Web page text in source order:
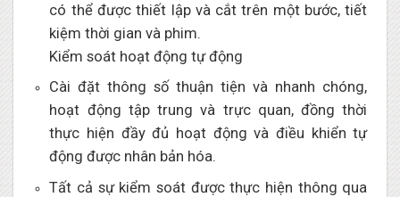
có thể được thiết lập và cắt trên một bước, tiết
kiệm thời gian và phim.
Kiểm soát hoạt động tự động
Cài đặt thông số thuận tiện và nhanh chóng,
hoạt động tập trung và trực quan, đồng thời
thực hiện đầy đủ hoạt động và điều khiển tự
động được nhân bản hóa.
Tất cả sự kiểm soát được thực hiện thông qua